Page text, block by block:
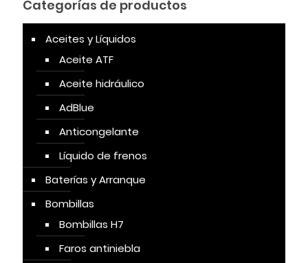
Categorías de productos
Aceites y Líquidos
Aceite ATF
Aceite hidráulico
AdBlue
Anticongelante
Líquido de frenos
Baterías y Arranque
Bombillas
Bombillas H7
Faros antiniebla